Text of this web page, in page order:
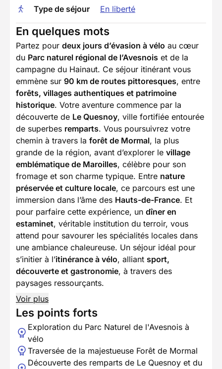
Type de séjour En liberté
En quelques mots
Partez pour deux jours d’évasion à vélo au cœur
du Parc naturel régional de l’Avesnois et de la
campagne du Hainaut. Ce séjour itinérant vous
emmène sur 90 km de routes pittoresques, entre
forêts, villages authentiques et patrimoine
historique. Votre aventure commence par la
découverte de Le Quesnoy, ville fortifiée entourée
de superbes remparts. Vous poursuivrez votre
chemin à travers la forêt de Mormal, la plus
grande de la région, avant d’explorer le village
emblématique de Maroilles, célèbre pour son
fromage et son charme typique. Entre nature
préservée et culture locale, ce parcours est une
immersion dans l’âme des Hauts-de-France. Et
pour parfaire cette expérience, un dîner en
estaminet, véritable institution du terroir, vous
attend pour savourer les spécialités locales dans
une ambiance chaleureuse. Un séjour idéal pour
s’initier à l’itinérance à vélo, alliant sport,
découverte et gastronomie, à travers des
paysages ressourçants.
Voir plus
Les points forts
Exploration du Parc Naturel de l'Avesnois à
vélo
Traversée de la majestueuse Forêt de Mormal
Découverte des remparts de Le Quesnoy et du